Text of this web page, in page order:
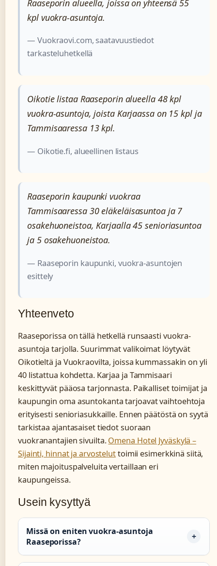
Raaseporin alueella, joissa on yhteensä 55
kpl vuokra-asuntoja.
— Vuokraovi.com, saatavuustiedot
tarkasteluhetkellä
Oikotie listaa Raaseporin alueella 48 kpl
vuokra-asuntoja, joista Karjaassa on 15 kpl ja
Tammisaaressa 13 kpl.
— Oikotie.fi, alueellinen listaus
Raaseporin kaupunki vuokraa
Tammisaaressa 30 eläkeläisasuntoa ja 7
osakehuoneistoa, Karjaalla 45 senioriasuntoa
ja 5 osakehuoneistoa.
— Raaseporin kaupunki, vuokra-asuntojen
esittely
Yhteenveto
Raaseporissa on tällä hetkellä runsaasti vuokra-
asuntoja tarjolla. Suurimmat valikoimat löytyvät
Oikotieltä ja Vuokraovilta, joissa kummassakin on yli
40 listattua kohdetta. Karjaa ja Tammisaari
keskittyvät pääosa tarjonnasta. Paikalliset toimijat ja
kaupungin oma asuntokanta tarjoavat vaihtoehtoja
erityisesti senioriasukkaille. Ennen päätöstä on syytä
tarkistaa ajantasaiset tiedot suoraan
vuokranantajien sivuilta.Omena Hotel Jyväskylä –
Sijainti, hinnat ja arvosteluttoimii esimerkkinä siitä,
miten majoituspalveluita vertaillaan eri
kaupungeissa.
Usein kysyttyä
Missä on eniten vuokra-asuntoja
Raaseporissa?